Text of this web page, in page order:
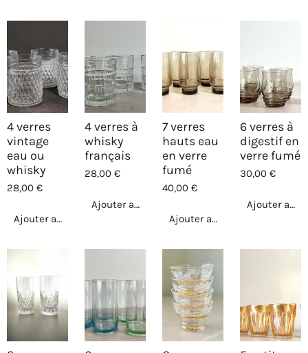
4 verres
vintage
eau ou
whisky
28,00 €
Ajouter au panier
4 verres à
whisky
français
28,00 €
Ajouter au panier
7 verres
hauts eau
en verre
fumé
40,00 €
Ajouter au panier
6 verres à
digestif en
verre fumé
30,00 €
Ajouter au